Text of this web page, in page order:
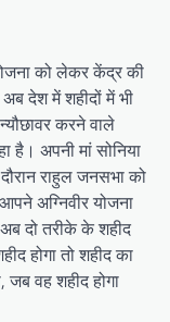
को लेकर केंद्र की
देश में शहीदों में भी
करने वाले
है। अपनी मां सोनिया
राहुल जनसभा को
अग्निवीर योजना
दो तरीके के शहीद
होगा तो शहीद का
जब वह शहीद होगा